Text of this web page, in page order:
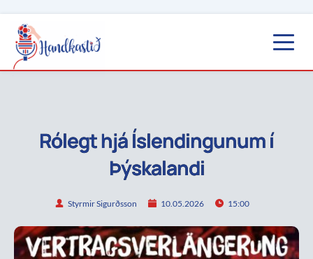
Rólegt hjá Íslendingunum í
Þýskalandi
Styrmir Sigurðsson 10.05.2026 15:00